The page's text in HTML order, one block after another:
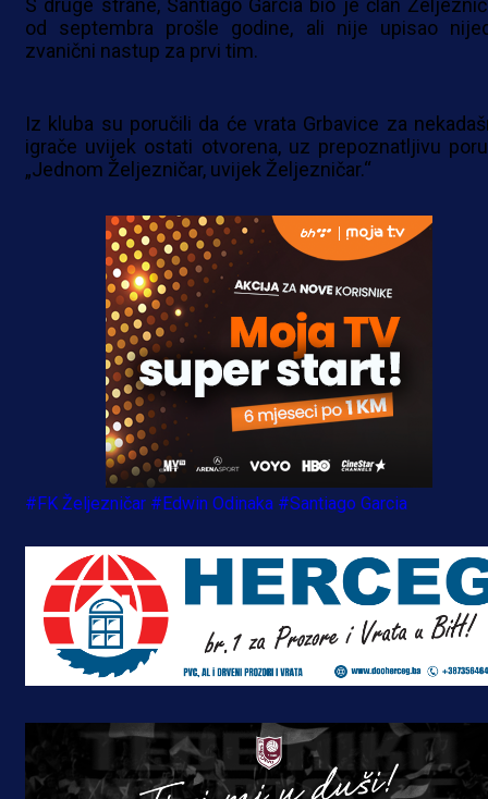
S druge strane, Santiago Garcia bio je član
od septembra prošle godine, ali nije upisao
zvanični nastup za prvi tim.
Iz kluba su poručili da će vrata Grbavice za
igrače uvijek ostati otvorena, uz prepoznatljivu
„Jednom Željezničar, uvijek Željezničar.“
#FK Željezničar #Edwin Odinaka #Santiago Garcia